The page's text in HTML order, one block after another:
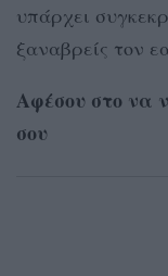
υπάρχει
ξαναβρείς τον
Αφέσου στο να
σου